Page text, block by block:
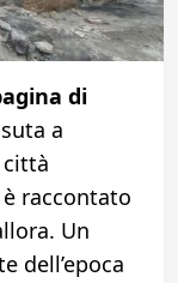
di
a
raccontato
Un
dell’epoca